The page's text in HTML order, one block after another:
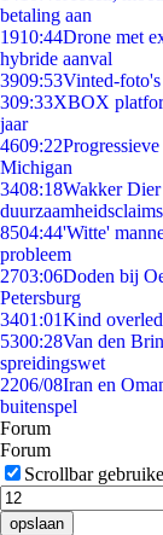
betaling aan
1910:44Drone met
hybride aanval
3909:53Vinted-foto's
309:33XBOX
jaar
4609:22
Michigan
3408:18Wakker
duurzaamheidsclaims
8504:44'Witte'
probleem
2703:06Doden bij
Petersburg
3401:01Kind
5300:28Van den
spreidingswet
2206/08Iran en
buitenspel
Forum
Forum
Scrollbar
opslaan